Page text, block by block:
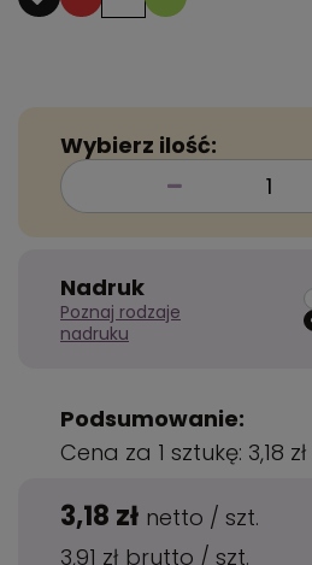
Wybierz ilość:
Nadruk
Poznaj rodzaje
nadruku
Podsumowanie:
Cena za 1 sztukę: 3,18 zł
3,18 zł netto / szt.
3,91 zł brutto / szt.